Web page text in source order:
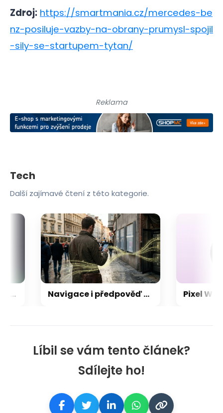
Zdroj: https://smartmania.cz/mercedes-be
nz-posiluje-vazby-na-obrany-prumysl-spojil
-sily-se-startupem-tytan/
Líbil se vám tento článek?
Sdílejte ho!
Reklama
Tech
Další zajímavé čtení z této kategorie.
Navigace i předpověď počasí: vaše oblíbené aplikace mohou tajně odesílat informace o poloze